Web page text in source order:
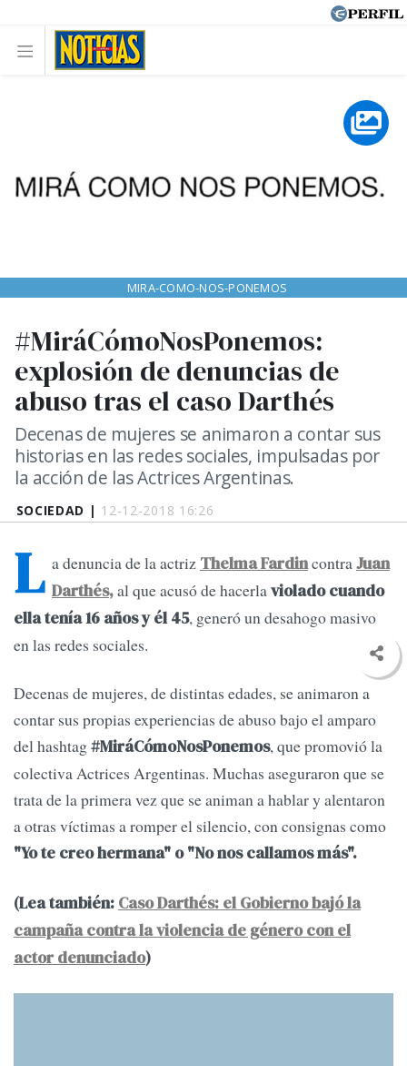
SOCIEDAD | 12-12-2018 16:26
#MiráCómoNosPonemos:
explosión de denuncias de
abuso tras el caso Darthés
Decenas de mujeres se animaron a contar sus
historias en las redes sociales, impulsadas por
la acción de las Actrices Argentinas.
MIRA-COMO-NOS-PONEMOS
L a denuncia de la actriz Thelma FardincontraJuan
Darthés,al que acusó de hacerlaviolado cuando
ella tenía 16 años y él 45, generó un desahogo masivo
en las redes sociales.
Decenas de mujeres, de distintas edades, se animaron a
contar sus propias experiencias de abuso bajo el amparo
del hashtag#MiráCómoNosPonemos, que promovió la
colectiva Actrices Argentinas. Muchas aseguraron que se
trata de la primera vez que se animan a hablar y alentaron
a otras víctimas a romper el silencio, con consignas como
"Yo te creo hermana" o "No nos callamos más".
(Lea también: Caso Darthés: el Gobierno bajó la
campaña contra la violencia de género con el
actor denunciado)